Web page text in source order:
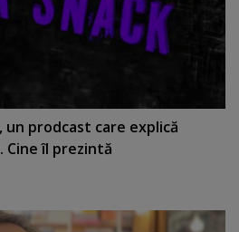
un prodcast care explică
îl prezintă